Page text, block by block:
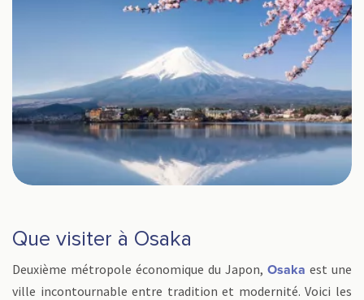
Que visiter à Osaka
Deuxième métropole économique du Japon, Osaka est une
ville incontournable entre tradition et modernité. Voici les